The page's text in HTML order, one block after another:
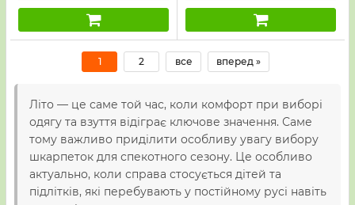
-асорті -(хлопчик -сітка
-футбольні м'ячики) -12
шт
верх +сірий низ -дитячі)
1 2 все вперед »
Літо — це саме той час, коли комфорт при виборі
одягу та взуття відіграє ключове значення. Саме
тому важливо приділити особливу увагу вибору
шкарпеток для спекотного сезону. Це особливо
актуально, коли справа стосується дітей та
підлітків, які перебувають у постійному русі навіть